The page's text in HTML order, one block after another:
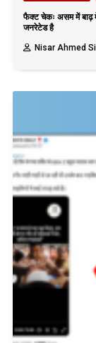
फैक्ट चेकः असम में बाढ़
जनरेटेड है
Nisar Ahmed